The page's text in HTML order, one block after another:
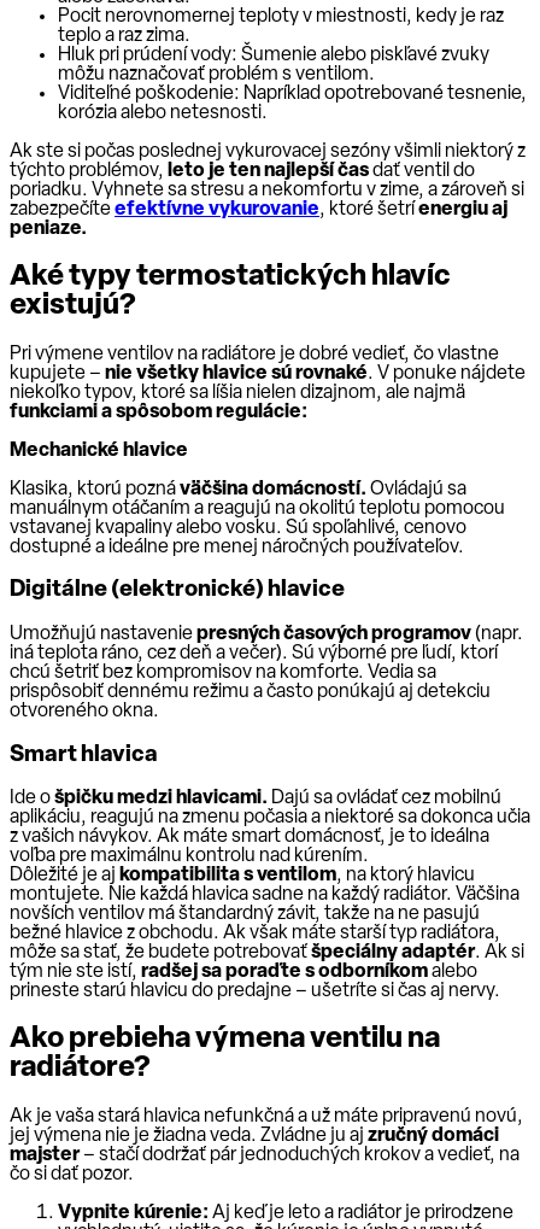
Pocit nerovnomernej teploty v miestnosti, kedy je raz
teplo a raz zima.
Hluk pri prúdení vody: Šumenie alebo piskľavé zvuky
môžu naznačovať problém s ventilom.
Viditeľné poškodenie: Napríklad opotrebované tesnenie,
korózia alebo netesnosti.
Ak ste si počas poslednej vykurovacej sezóny všimli niektorý z
týchto problémov, leto je ten najlepší časdať ventil do
poriadku. Vyhnete sa stresu a nekomfortu v zime, a zároveň si
zabezpečíteefektívne vykurovanie, ktoré šetríenergiu aj
peniaze.
Aké typy termostatických hlavíc
existujú?
Pri výmene ventilov na radiátore je dobré vedieť, čo vlastne
kupujete – nie všetky hlavice sú rovnaké. V ponuke nájdete
niekoľko typov, ktoré sa líšia nielen dizajnom, ale najmä
funkciami a spôsobom regulácie:
Mechanické hlavice
Klasika, ktorú poznáväčšina domácností. Ovládajú sa
manuálnym otáčaním a reagujú na okolitú teplotu pomocou
vstavanej kvapaliny alebo vosku. Sú spoľahlivé, cenovo
dostupné a ideálne pre menej náročných používateľov.
Digitálne (elektronické) hlavice
Umožňujú nastaveniepresných časových programov (napr.
iná teplota ráno, cez deň a večer). Sú výborné pre ľudí, ktorí
chcú šetriť bez kompromisov na komforte. Vedia sa
prispôsobiť dennému režimu a často ponúkajú aj detekciu
otvoreného okna.
Smart hlavica
Ide ošpičku medzi hlavicami. Dajú sa ovládať cez mobilnú
aplikáciu, reagujú na zmenu počasia a niektoré sa dokonca učia
z vašich návykov. Ak máte smart domácnosť, je to ideálna
voľba pre maximálnu kontrolu nad kúrením.
Dôležité je aj kompatibilita s ventilom, na ktorý hlavicu
montujete. Nie každá hlavica sadne na každý radiátor. Väčšina
novších ventilov má štandardný závit, takže na ne pasujú
bežné hlavice z obchodu. Ak však máte starší typ radiátora,
môže sa stať, že budete potrebovaťšpeciálny adaptér. Ak si
tým nie ste istí, radšej sa poraďte s odborníkomalebo
prineste starú hlavicu do predajne – ušetríte si čas aj nervy.
Ako prebieha výmena ventilu na
radiátore?
Ak je vaša stará hlavica nefunkčná a už máte pripravenú novú,
jej výmena nie je žiadna veda. Zvládne ju aj zručný domáci
majster– stačí dodržať pár jednoduchých krokov a vedieť, na
čo si dať pozor.
Vypnite kúrenie: Aj keď je leto a radiátor je prirodzene